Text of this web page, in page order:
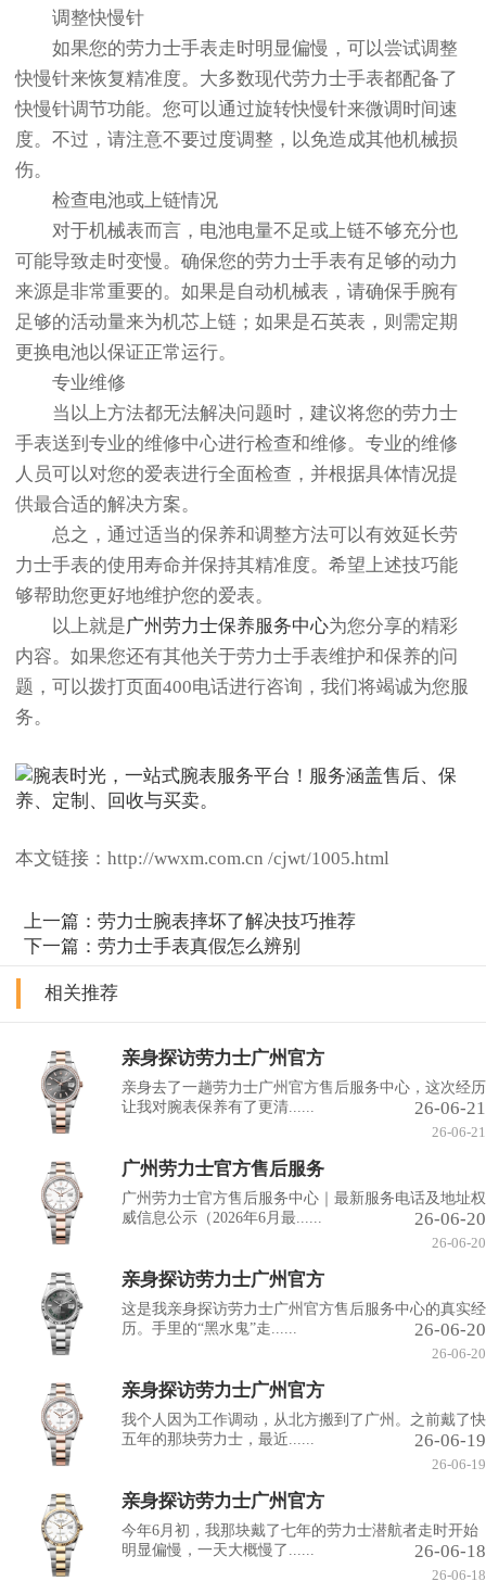
调整快慢针
如果您的劳力士手表走时明显偏慢，可以尝试调整
快慢针来恢复精准度。大多数现代劳力士手表都配备了
快慢针调节功能。您可以通过旋转快慢针来微调时间速
度。不过，请注意不要过度调整，以免造成其他机械损
伤。
检查电池或上链情况
对于机械表而言，电池电量不足或上链不够充分也
可能导致走时变慢。确保您的劳力士手表有足够的动力
来源是非常重要的。如果是自动机械表，请确保手腕有
足够的活动量来为机芯上链；如果是石英表，则需定期
更换电池以保证正常运行。
专业维修
当以上方法都无法解决问题时，建议将您的劳力士
手表送到专业的维修中心进行检查和维修。专业的维修
人员可以对您的爱表进行全面检查，并根据具体情况提
供最合适的解决方案。
总之，通过适当的保养和调整方法可以有效延长劳
力士手表的使用寿命并保持其精准度。希望上述技巧能
够帮助您更好地维护您的爱表。
以上就是广州劳力士保养服务中心为您分享的精彩
内容。如果您还有其他关于劳力士手表维护和保养的问
题，可以拨打页面400电话进行咨询，我们将竭诚为您服
务。
本文链接：http://wwxm.com.cn /cjwt/1005.html
上一篇：劳力士腕表摔坏了解决技巧推荐
下一篇：劳力士手表真假怎么辨别
相关推荐
亲身探访劳力士广州官方
亲身去了一趟劳力士广州官方售后服务中心，这次经历
让我对腕表保养有了更清......
26-06-21
26-06-21
广州劳力士官方售后服务
广州劳力士官方售后服务中心｜最新服务电话及地址权
威信息公示（2026年6月最......
26-06-20
26-06-20
亲身探访劳力士广州官方
这是我亲身探访劳力士广州官方售后服务中心的真实经
历。手里的“黑水鬼”走......
26-06-20
26-06-20
亲身探访劳力士广州官方
我个人因为工作调动，从北方搬到了广州。之前戴了快
五年的那块劳力士，最近......
26-06-19
26-06-19
亲身探访劳力士广州官方
今年6月初，我那块戴了七年的劳力士潜航者走时开始
明显偏慢，一天大概慢了......
26-06-18
26-06-18